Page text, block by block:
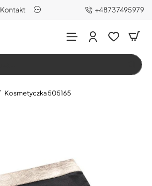
Kontakt +48737495979
Kosmetyczka 505165